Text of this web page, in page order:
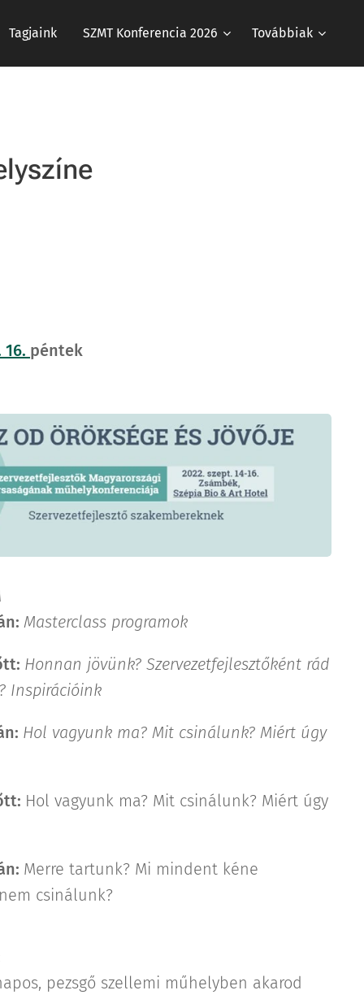
Tagjaink SZMT Konferencia 2026 Továbbiak
16. péntek
Masterclass programok
Honnan jövünk? Szervezetfejlesztőként rád
Inspirációink
Hol vagyunk ma? Mit csinálunk? Miért úgy
Hol vagyunk ma? Mit csinálunk? Miért úgy
Merre tartunk? Mi mindent kéne
csinálunk?
pezsgő szellemi műhelyben akarod